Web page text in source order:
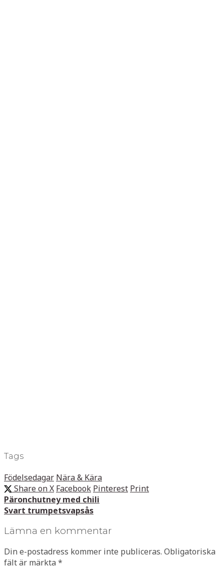
Tags
Födelsedagar Nära & Kära
Share on X Facebook Pinterest Print
Päronchutney med chili
Svart trumpetsvapsås
Lämna en kommentar
Din e-postadress kommer inte publiceras. Obligatoriska
fält är märkta *